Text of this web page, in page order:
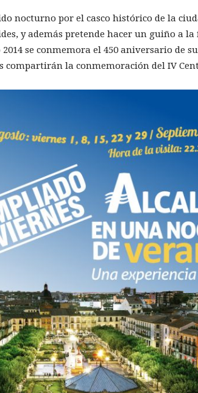
nocturno por el casco histórico de la
y además pretende hacer un guiño a la
2014 se conmemora el 450 aniversario de
compartirán la conmemoración del IV